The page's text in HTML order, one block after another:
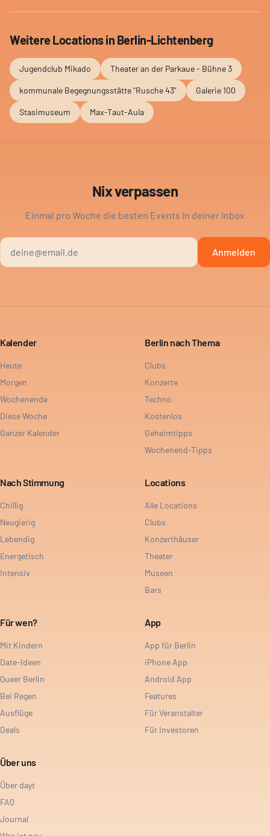
Weitere Locations in Berlin-Lichtenberg
Jugendclub Mikado Theater an der Parkaue - Bühne 3
kommunale Begegnungsstätte "Rusche 43" Galerie 100
Stasimuseum Max-Taut-Aula
Nix verpassen
Einmal pro Woche die besten Events in deiner Inbox
Anmelden
Kalender
Heute
Morgen
Wochenende
Diese Woche
Ganzer Kalender
Berlin nach Thema
Clubs
Konzerte
Techno
Kostenlos
Geheimtipps
Wochenend-Tipps
Nach Stimmung
Chillig
Neugierig
Lebendig
Energetisch
Intensiv
Locations
Alle Locations
Clubs
Konzerthäuser
Theater
Museen
Bars
Für wen?
Mit Kindern
Date-Ideen
Queer Berlin
Bei Regen
Ausflüge
Deals
App
App für Berlin
iPhone App
Android App
Features
Für Veranstalter
Für Investoren
Über uns
Über dayt
FAQ
Journal